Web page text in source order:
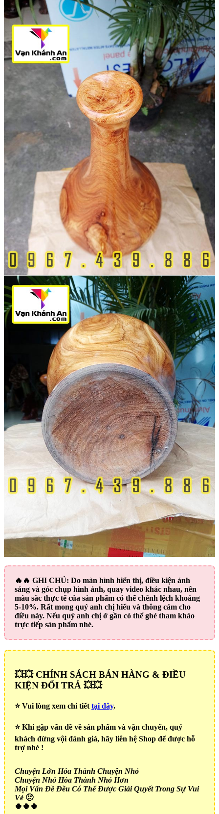
🔥🔥 GHI CHÚ: Do màn hình hiển thị, điều kiện ánh
sáng và góc chụp hình ảnh, quay video khác nhau, nên
màu sắc thực tế của sản phẩm có thể chênh lệch khoảng
5-10%. Rất mong quý anh chị hiểu và thông cảm cho
điều này. Nếu quý anh chị ở gần có thể ghé tham khảo
trực tiếp sản phẩm nhé.
💥💥 CHÍNH SÁCH BÁN HÀNG & ĐIỀU
KIỆN ĐỔI TRẢ 💥💥
⭐️ Vui lòng xem chi tiết tại đây.
⭐️ Khi gặp vấn đề về sản phẩm và vận chuyển, quý
khách đừng vội đánh giá, hãy liên hệ Shop để được hỗ
trợ nhé !
Chuyện Lớn Hóa Thành Chuyện Nhỏ
Chuyện Nhỏ Hóa Thành Nhỏ Hơn
Mọi Vấn Đề Đều Có Thể Được Giải Quyết Trong Sự Vui
Vẻ 🙂
🍀🍀🍀